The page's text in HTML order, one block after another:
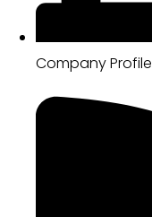
Company Profile